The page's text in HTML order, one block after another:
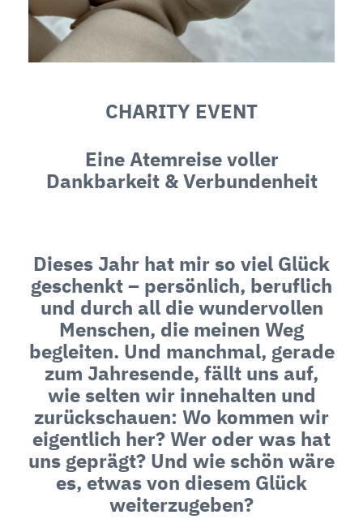
CHARITY EVENT
Eine Atemreise voller
Dankbarkeit & Verbundenheit
Dieses Jahr hat mir so viel Glück
geschenkt – persönlich, beruflich
und durch all die wundervollen
Menschen, die meinen Weg
begleiten. Und manchmal, gerade
zum Jahresende, fällt uns auf,
wie selten wir innehalten und
zurückschauen: Wo kommen wir
eigentlich her? Wer oder was hat
uns geprägt? Und wie schön wäre
es, etwas von diesem Glück
weiterzugeben?